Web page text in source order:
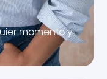
momento y